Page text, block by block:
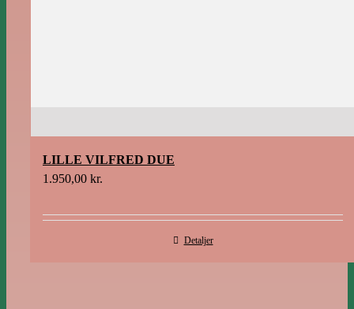
LILLE VILFRED DUE
1.950,00 kr.
Detaljer